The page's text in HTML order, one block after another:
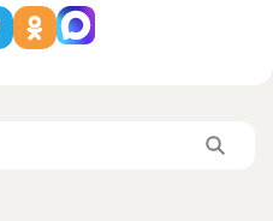
регулирования
устройство для
инструмента.